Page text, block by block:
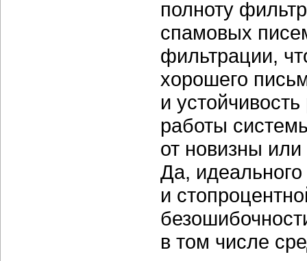
полноту
спамовых
фильтрации,
хорошего
и
работы
от новизны
Да,
и
в том числе